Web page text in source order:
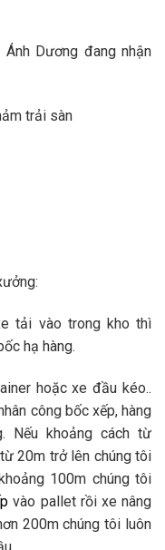
Dương đang nhận
trải sàn
tải vào trong kho thì
hạ hàng.
hoặc xe đầu kéo..
công bốc xếp, hàng
Nếu khoảng cách từ
20m trở lên chúng tôi
100m chúng tôi
vào pallet rồi xe nâng
200m chúng tôi luôn